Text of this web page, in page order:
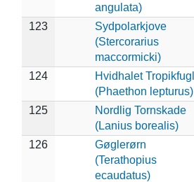
angulata)
123
Sydpolarkjove
(Stercorarius
maccormicki)
124
Hvidhalet Tropikfugl
(Phaethon lepturus)
125
Nordlig Tornskade
(Lanius borealis)
126
Gøglerørn
(Terathopius
ecaudatus)